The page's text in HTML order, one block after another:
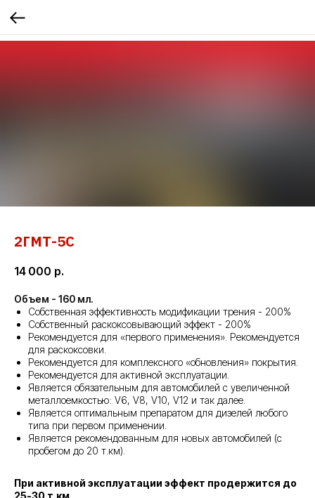
2ГМТ-5С
14 000 р.
Объем - 160 мл.
Собственная эффективность модификации трения - 200%
Собственный раскоксовывающий эффект - 200%
Рекомендуется для «первого применения». Рекомендуется
для раскоксовки.
Рекомендуется для комплексного «обновления» покрытия.
Рекомендуется для активной эксплуатации.
Является обязательным для автомобилей с увеличенной
металлоемкостью: V6, V8, V10, V12 и так далее.
Является оптимальным препаратом для дизелей любого
типа при первом применении.
Является рекомендованным для новых автомобилей (с
пробегом до 20 т.км).
При активной эксплуатации эффект продержится до